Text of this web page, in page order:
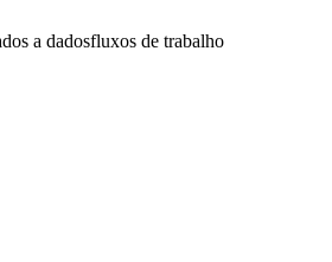
a dadosfluxos de trabalho